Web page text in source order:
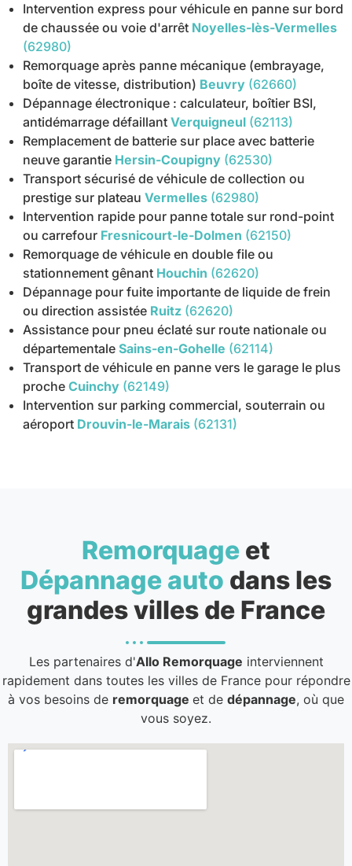
Intervention express pour véhicule en panne sur bord
de chaussée ou voie d'arrêt Noyelles-lès-Vermelles
(62980)
Remorquage après panne mécanique (embrayage,
boîte de vitesse, distribution) Beuvry (62660)
Dépannage électronique : calculateur, boîtier BSI,
antidémarrage défaillant Verquigneul (62113)
Remplacement de batterie sur place avec batterie
neuve garantie Hersin-Coupigny (62530)
Transport sécurisé de véhicule de collection ou
prestige sur plateau Vermelles (62980)
Intervention rapide pour panne totale sur rond-point
ou carrefour Fresnicourt-le-Dolmen (62150)
Remorquage de véhicule en double file ou
stationnement gênant Houchin (62620)
Dépannage pour fuite importante de liquide de frein
ou direction assistée Ruitz (62620)
Assistance pour pneu éclaté sur route nationale ou
départementale Sains-en-Gohelle (62114)
Transport de véhicule en panne vers le garage le plus
proche Cuinchy (62149)
Intervention sur parking commercial, souterrain ou
aéroport Drouvin-le-Marais (62131)
Remorquage et
Dépannage auto dans les
grandes villes de France
Les partenaires d'Allo Remorquage interviennent
rapidement dans toutes les villes de France pour répondre
à vos besoins de remorquage et de dépannage, où que
vous soyez.